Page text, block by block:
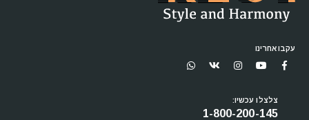
עקבו אחרינו
צלצלו עכשיו:
1-800-200-145